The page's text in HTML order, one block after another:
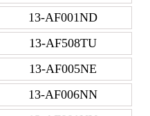
13-AF001ND
13-AF508TU
13-AF005NE
13-AF006NN